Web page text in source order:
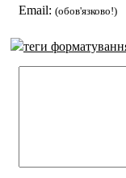
Email: (обов'язково!)
теги